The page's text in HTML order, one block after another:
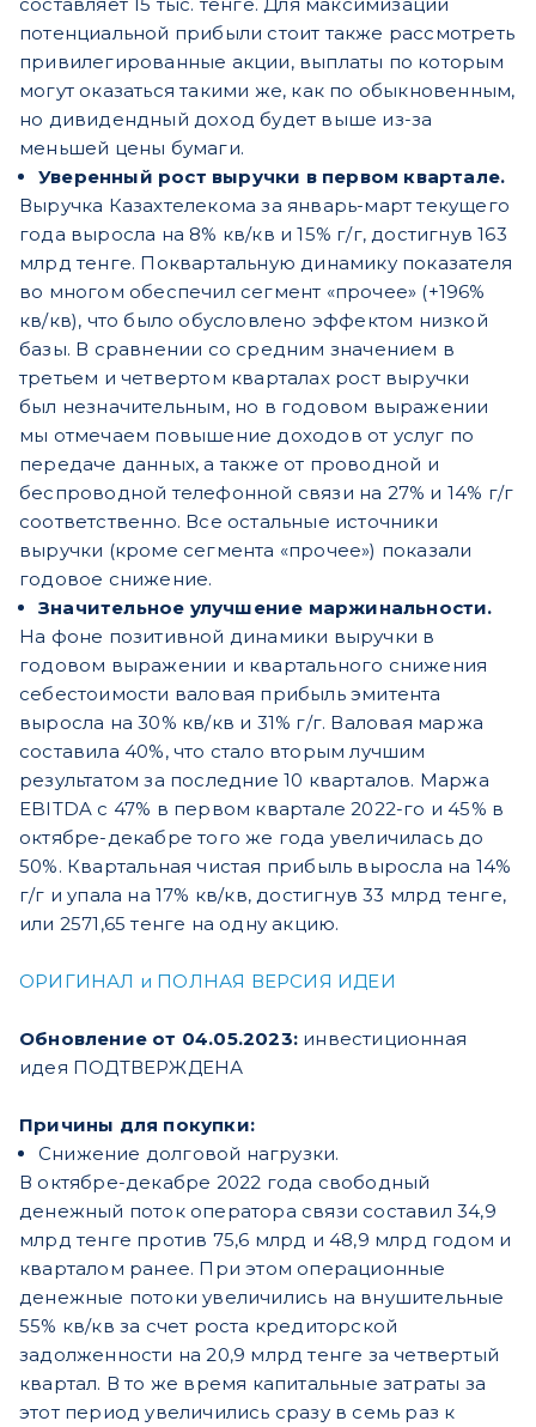
потенциальной прибыли стоит также рассмотреть
привилегированные акции, выплаты по которым
могут оказаться такими же, как по обыкновенным,
но дивидендный доход будет выше из-за
меньшей цены бумаги.
Уверенный рост выручки в первом квартале.
Выручка Казахтелекома за январь-март текущего
года выросла на 8% кв/кв и 15% г/г, достигнув 163
млрд тенге. Поквартальную динамику показателя
во многом обеспечил сегмент «прочее» (+196%
кв/кв), что было обусловлено эффектом низкой
базы. В сравнении со средним значением в
третьем и четвертом кварталах рост выручки
был незначительным, но в годовом выражении
мы отмечаем повышение доходов от услуг по
передаче данных, а также от проводной и
беспроводной телефонной связи на 27% и 14% г/г
соответственно. Все остальные источники
выручки (кроме сегмента «прочее») показали
годовое снижение.
Значительное улучшение маржинальности.
На фоне позитивной динамики выручки в
годовом выражении и квартального снижения
себестоимости валовая прибыль эмитента
выросла на 30% кв/кв и 31% г/г. Валовая маржа
составила 40%, что стало вторым лучшим
результатом за последние 10 кварталов. Маржа
EBITDA с 47% в первом квартале 2022-го и 45% в
октябре-декабре того же года увеличилась до
50%. Квартальная чистая прибыль выросла на 14%
г/г и упала на 17% кв/кв, достигнув 33 млрд тенге,
или 2571,65 тенге на одну акцию.
ОРИГИНАЛ и ПОЛНАЯ ВЕРСИЯ ИДЕИ
Обновление от 04.05.2023: инвестиционная
идея ПОДТВЕРЖДЕНА
Причины для покупки:
Снижение долговой нагрузки.
В октябре-декабре 2022 года свободный
денежный поток оператора связи составил 34,9
млрд тенге против 75,6 млрд и 48,9 млрд годом и
кварталом ранее. При этом операционные
денежные потоки увеличились на внушительные
55% кв/кв за счет роста кредиторской
задолженности на 20,9 млрд тенге за четвертый
квартал. В то же время капитальные затраты за
этот период увеличились сразу в семь раз к